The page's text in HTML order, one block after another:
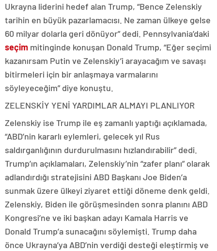
Ukrayna liderini hedef alan Trump, “Bence Zelenskiy
tarihin en büyük pazarlamacısı. Ne zaman ülkeye gelse
60 milyar dolarla geri dönüyor” dedi. Pennsylvania’daki
seçim mitinginde konuşan Donald Trump, “Eğer seçimi
kazanırsam Putin ve Zelenskiy’i arayacağım ve savaşı
bitirmeleri için bir anlaşmaya varmalarını
söyleyeceğim” diye konuştu.
ZELENSKİY YENİ YARDIMLAR ALMAYI PLANLIYOR
Zelenskiy ise Trump ile eş zamanlı yaptığı açıklamada,
“ABD’nin kararlı eylemleri, gelecek yıl Rus
saldırganlığının durdurulmasını hızlandırabilir” dedi.
Trump’ın açıklamaları, Zelenskiy’nin “zafer planı” olarak
adlandırdığı stratejisini ABD Başkanı Joe Biden’a
sunmak üzere ülkeyi ziyaret ettiği döneme denk geldi.
Zelenskiy, Biden ile görüşmesinden sonra planını ABD
Kongresi’ne ve iki başkan adayı Kamala Harris ve
Donald Trump’a sunacağını söylemişti. Trump daha
önce Ukrayna’ya ABD’nin verdiği desteği eleştirmiş ve